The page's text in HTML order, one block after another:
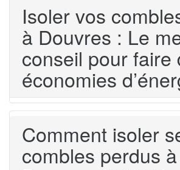
Isoler vos
à Douvres : Le
conseil pour faire
économies
Comment isoler
combles perdus à